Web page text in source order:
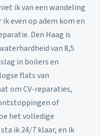
ik van een wandeling
even op adem kom en
Den Haag is
van 8,5
in boilers en
flats van
om CV-reparaties,
of
het volledige
ik 24/7 klaar, en ik